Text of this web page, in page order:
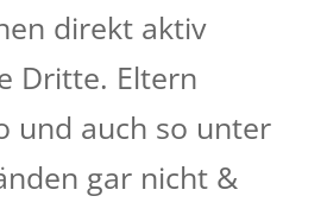
direkt aktiv
Dritte. Eltern
und auch so unter
gar nicht &